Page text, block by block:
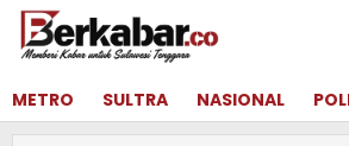
Lewati
konten
METRO
SULTRA NASIONAL